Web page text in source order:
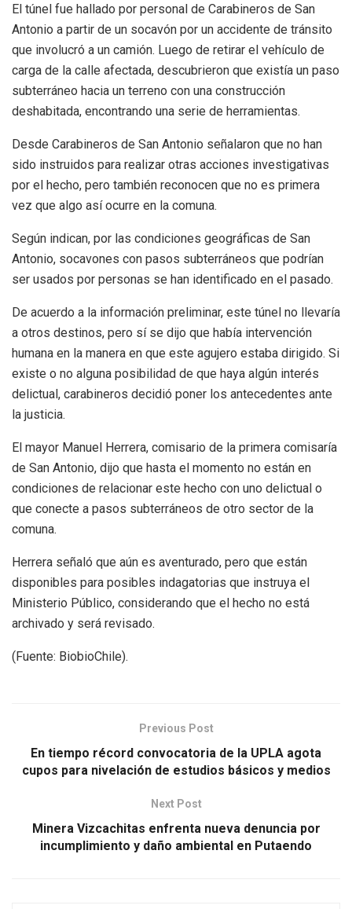
El túnel fue hallado por personal de Carabineros de San
Antonio a partir de un socavón por un accidente de tránsito
que involucró a un camión. Luego de retirar el vehículo de
carga de la calle afectada, descubrieron que existía un paso
subterráneo hacia un terreno con una construcción
deshabitada, encontrando una serie de herramientas.
Desde Carabineros de San Antonio señalaron que no han
sido instruidos para realizar otras acciones investigativas
por el hecho, pero también reconocen que no es primera
vez que algo así ocurre en la comuna.
Según indican, por las condiciones geográficas de San
Antonio, socavones con pasos subterráneos que podrían
ser usados por personas se han identificado en el pasado.
De acuerdo a la información preliminar, este túnel no llevaría
a otros destinos, pero sí se dijo que había intervención
humana en la manera en que este agujero estaba dirigido. Si
existe o no alguna posibilidad de que haya algún interés
delictual, carabineros decidió poner los antecedentes ante
la justicia.
El mayor Manuel Herrera, comisario de la primera comisaría
de San Antonio, dijo que hasta el momento no están en
condiciones de relacionar este hecho con uno delictual o
que conecte a pasos subterráneos de otro sector de la
comuna.
Herrera señaló que aún es aventurado, pero que están
disponibles para posibles indagatorias que instruya el
Ministerio Público, considerando que el hecho no está
archivado y será revisado.
(Fuente: BiobioChile).
Previous Post
En tiempo récord convocatoria de la UPLA agota
cupos para nivelación de estudios básicos y medios
Next Post
Minera Vizcachitas enfrenta nueva denuncia por
incumplimiento y daño ambiental en Putaendo